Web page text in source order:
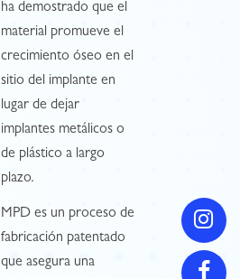
ha demostrado que el
material promueve el
crecimiento óseo en el
sitio del implante en
lugar de dejar
implantes metálicos o
de plástico a largo
plazo.
MPD es un proceso de
fabricación patentado
que asegura una